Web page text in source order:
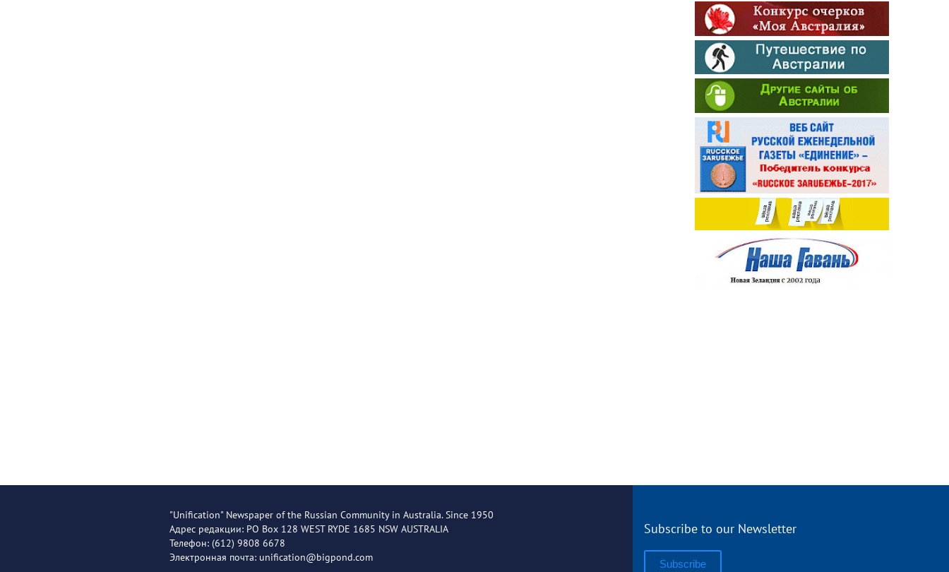
"Unification" Newspaper of the Russian Community in Australia. Since 1950
Адрес редакции: PO Box 128 WEST RYDE 1685 NSW AUSTRALIA
Телефон: (612) 9808 6678
Электронная почта: unification@bigpond.com
Subscribe to our Newsletter
Subscribe